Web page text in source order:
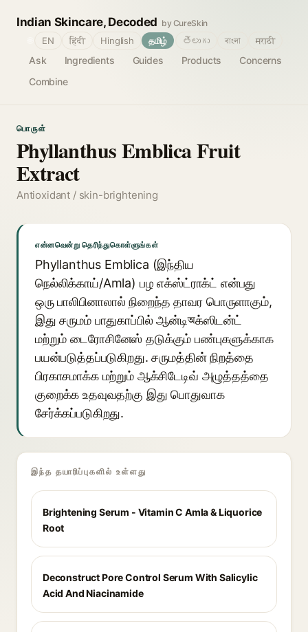
Indian Skincare, Decoded by CureSkin
Ask Ingredients Guides Products
Concerns
Combine
EN हिंदी Hinglish தமிழ் తెలుగు বাংলা मराठी
பொருள்
Phyllanthus Emblica Fruit
Extract
Antioxidant / skin-brightening
என்னவென்று தெரிந்துகொள்ளுங்கள்
Phyllanthus Emblica (இந்திய
நெல்லிக்காய்/Amla) பழ எக்ஸ்ட்ராக்ட் என்பது
ஒரு பாலிபினாலால் நிறைந்த தாவர பொருளாகும்,
இது சருமம் பாதுகாப்பில் ஆன்டிঅக்ஸிடன்ட்
மற்றும் டைரோசினேஸ் தடுக்கும் பண்புகளுக்காக
பயன்படுத்தப்படுகிறது. சருமத்தின் நிறத்தை
பிரகாசமாக்க மற்றும் ஆக்சிடேடிவ் அழுத்தத்தை
குறைக்க உதவுவதற்கு இது பொதுவாக
சேர்க்கப்படுகிறது.
இந்த தயாரிப்புகளில் உள்ளது
Brightening Serum - Vitamin C Amla & Liquorice
Root
Deconstruct Pore Control Serum With Salicylic
Acid And Niacinamide